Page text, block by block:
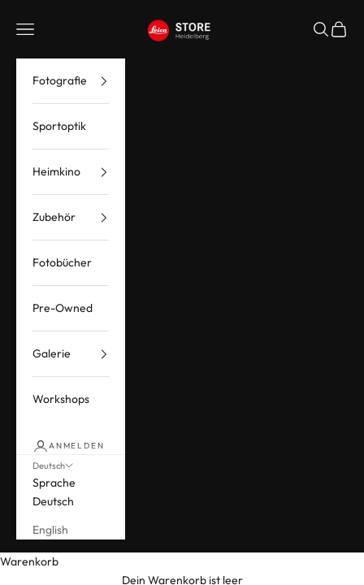
Leica Store Heidelberg
Menü Suchen
Fotografie
Sportoptik
Heimkino
Zubehör
Fotobücher
Pre-Owned
Galerie
Workshops
ANMELDEN
Deutsch
Sprache
Deutsch
English
Warenkorb
Dein Warenkorb ist leer